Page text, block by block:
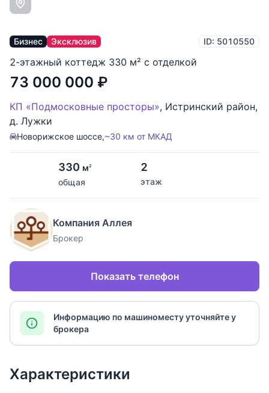
Бизнес Эксклюзив ID: 5010550
2-этажный коттедж 330 м² с отделкой
73 000 000 ₽
КП «Подмосковные просторы», Истринский район,
д. Лужки
Новорижское шоссе,~30 км от МКАД
330 м2
общая
2
этаж
Компания Аллея
Брокер
Показать телефон
Информацию по машиноместу уточняйте у
брокера
Характеристики